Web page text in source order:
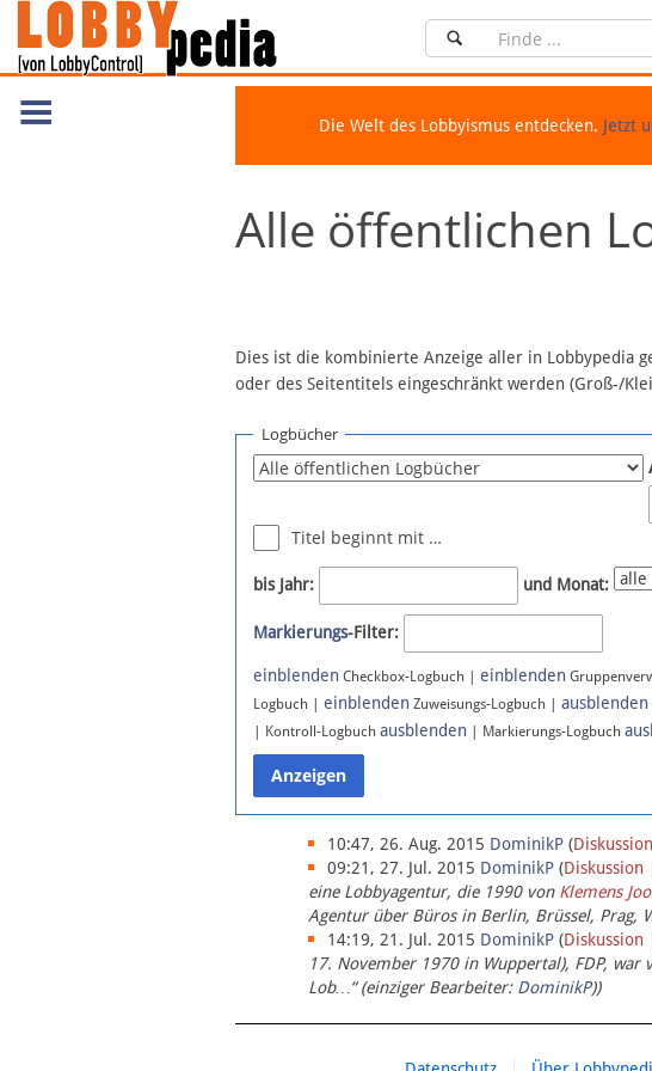
Die Welt des Lobbyismus entdecken. Jetzt
Alle öffentlichen
Dies ist die kombinierte Anzeige aller in Lobbypedia
oder des Seitentitels eingeschränkt werden (Groß-/
Logbücher
Titel beginnt mit …
bis Jahr: und Monat:
Markierungs-Filter:
einblenden Checkbox-Logbuch | einblenden
Logbuch | einblenden Zuweisungs-Logbuch | ausblenden
| Kontroll-Logbuch ausblenden | Markierungs-Logbuch
10:47, 26. Aug. 2015 DominikP (Diskussion
09:21, 27. Jul. 2015 DominikP (Diskussion
eine Lobbyagentur, die 1990 von Klemens
Agentur über Büros in Berlin, Brüssel, Prag,
14:19, 21. Jul. 2015 DominikP (Diskussion
17. November 1970 in Wuppertal), FDP,
Lob…“ (einziger Bearbeiter: DominikP))